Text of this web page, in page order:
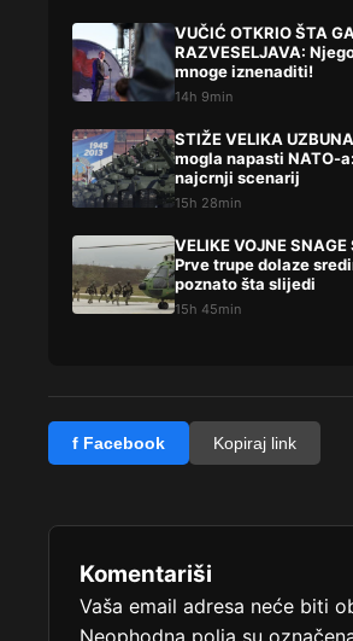
VUČIĆ OTKRIO ŠTA
RAZVESELJAVA:
mnoge iznenaditi!
14h 9min
STIŽE VELIKA
mogla napasti NATO-
najcrnji scenarij
15h 28min
VELIKE VOJNE SNAGE
Prve trupe dolaze
poznato šta slijedi
15h 45min
f Facebook Kopiraj link
Komentariši
Vaša email adresa neće biti
Neophodna polja su